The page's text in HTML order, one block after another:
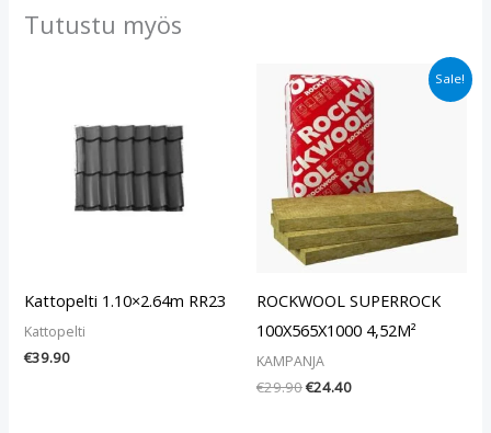
Tutustu myös
Kattopelti 1.10×2.64m RR23
Kattopelti
€39.90
Sale!
ROCKWOOL SUPERROCK
100X565X1000 4,52M²
KAMPANJA
€29.90
Alkuperäinen
hinta
oli:
€29.90.
€24.40
hinta
on:
€24.40.